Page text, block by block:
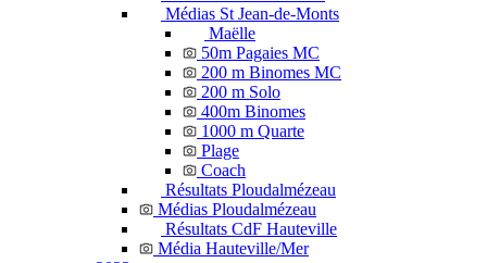
Médias St Jean-de-Monts
Maëlle
50m Pagaies MC
200 m Binomes MC
200 m Solo
400m Binomes
1000 m Quarte
Plage
Coach
Résultats Ploudalmézeau
Médias Ploudalmézeau
Résultats CdF Hauteville
Média Hauteville/Mer